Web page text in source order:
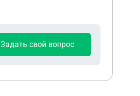
Задать свой вопрос